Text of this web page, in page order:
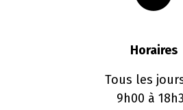
Horaires
Tous les
9h00 à